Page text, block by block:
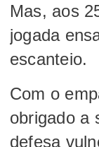
Mas, aos
jogada
escanteio.
Com o
obrigado a
defesa